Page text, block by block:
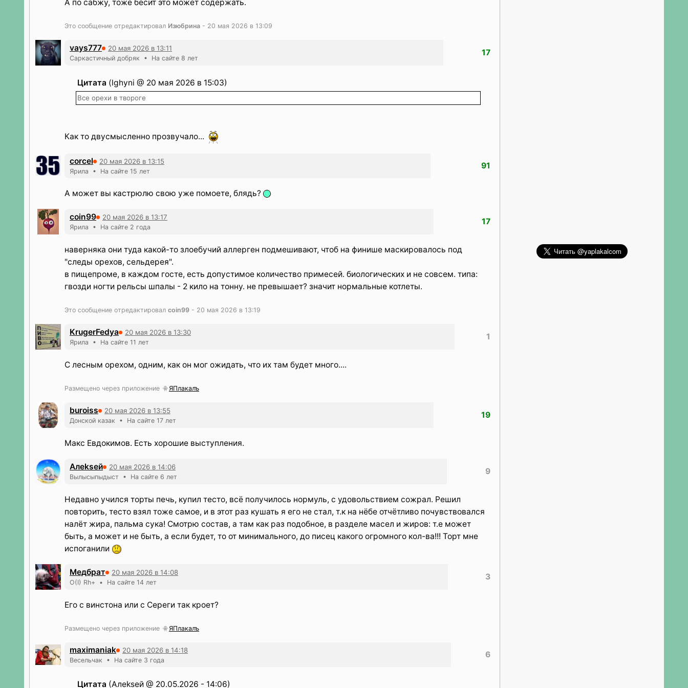
А по сабжу, тоже бесит это может содержать.
Это сообщение отредактировал Изюбрина - 20 мая 2026 в 13:09
vays777 20 мая 2026 в 13:11
Саркастичный добряк • На сайте 8 лет
17
Цитата (lghyni @ 20 мая 2026 в 15:03)
Все орехи в твороге
Как то двусмысленно прозвучало...
corcel 20 мая 2026 в 13:15
Ярила • На сайте 15 лет
91
А может вы кастрюлю свою уже помоете, блядь?
coin99 20 мая 2026 в 13:17
Ярила • На сайте 2 года
17
наверняка они туда какой-то злоебучий аллерген подмешивают, чтоб на финише маскировалось под
"следы орехов, сельдерея".
в пищепроме, в каждом госте, есть допустимое количество примесей. биологических и не совсем. типа:
гвозди ногти рельсы шпалы - 2 кило на тонну. не превышает? значит нормальные котлеты.
Это сообщение отредактировал coin99 - 20 мая 2026 в 13:19
KrugerFedya 20 мая 2026 в 13:30
Ярила • На сайте 11 лет
1
С лесным орехом, одним, как он мог ожидать, что их там будет много....
Размещено через приложение ЯПлакалъ
buroiss 20 мая 2026 в 13:55
Донской казак • На сайте 17 лет
19
Макс Евдокимов. Есть хорошие выступления.
Алеksей 20 мая 2026 в 14:06
Вылысыпыдыст • На сайте 6 лет
9
Недавно учился торты печь, купил тесто, всё получилось нормуль, с удовольствием сожрал. Решил
повторить, тесто взял тоже самое, и в этот раз кушать я его не стал, т.к на нёбе отчётливо почувствовался
налёт жира, пальма сука! Смотрю состав, а там как раз подобное, в разделе масел и жиров: т.е может
быть, а может и не быть, а если будет, то от минимального, до писец какого огромного кол-ва!!! Торт мне
испоганили
Медбрат 20 мая 2026 в 14:08
O(I) Rh+ • На сайте 14 лет
3
Его с винстона или с Сереги так кроет?
Размещено через приложение ЯПлакалъ
maximaniak 20 мая 2026 в 14:18
Весельчак • На сайте 3 года
6
Цитата (Алеksей @ 20.05.2026 - 14:06)